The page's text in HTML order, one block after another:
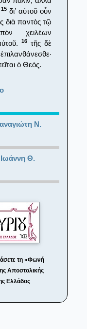
15δι’ αὐτοῦ οὖν
διὰ παντὸς τῷ
χειλέων
16τῆς δὲ
ὁ Θεός.
Ν.
Θ.
τη «Φωνή
Αποστολικής
Ελλάδος